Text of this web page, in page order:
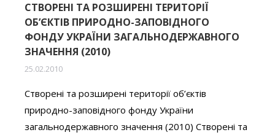
СТВОРЕНІ ТА РОЗШИРЕНІ ТЕРИТОРІЇ
ОБ’ЄКТІВ ПРИРОДНО-ЗАПОВІДНОГО
ФОНДУ УКРАЇНИ ЗАГАЛЬНОДЕРЖАВНОГО
ЗНАЧЕННЯ (2010)
25.02.2010
Створені та розширені території об’єктів
природно-заповідного фонду України
загальнодержавного значення (2010) Створені та